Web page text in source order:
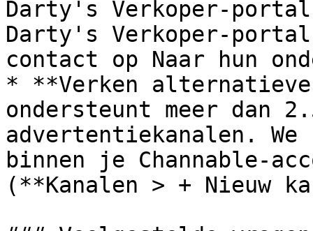
Darty's Verkoper-
Darty's Verkoper-
contact op Naar hun
* **Verken alternatieve
ondersteunt meer dan
advertentiekanalen.
binnen je Channable-
(**Kanalen > + Nieuw